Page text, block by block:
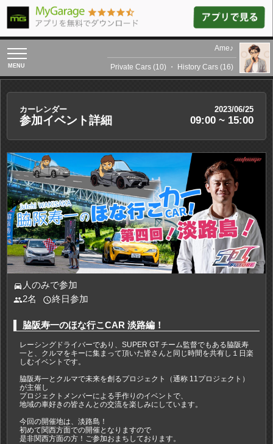
toggle
navigation
Ame♪
Private Cars (10) ・ History Cars (16)
カーレンダー 2023/06/25
参加イベント詳細 09:00 ~ 15:00
directions_car 人のみで参加
people2名 access_time終日参加
脇阪寿一のほな行こCAR 淡路編！
レーシングドライバーであり、SUPER GT チーム監督でもある脇阪寿
一と、クルマをキーに集まって頂いた皆さんと同じ時間を共有し１日楽
しむイベントです。
脇阪寿一とクルマで未来を創るプロジェクト（通称 11プロジェクト）
が主催し
プロジェクトメンバーによる手作りのイベントで、
地域の車好きの皆さんとの交流を楽しみにしています。
今回の開催地は、淡路島！
初めて関西方面での開催となりますので
是非関西方面の方！ご参加おまちしております。